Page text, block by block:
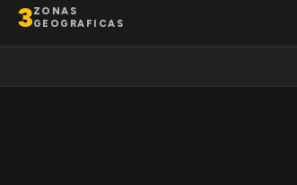
3ZONAS
GEOGRAFICAS